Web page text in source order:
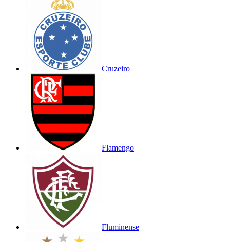
Cruzeiro
Flamengo
Fluminense